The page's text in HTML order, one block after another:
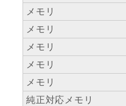
メモリ
メモリ
メモリ
メモリ
メモリ
純正対応メモリ